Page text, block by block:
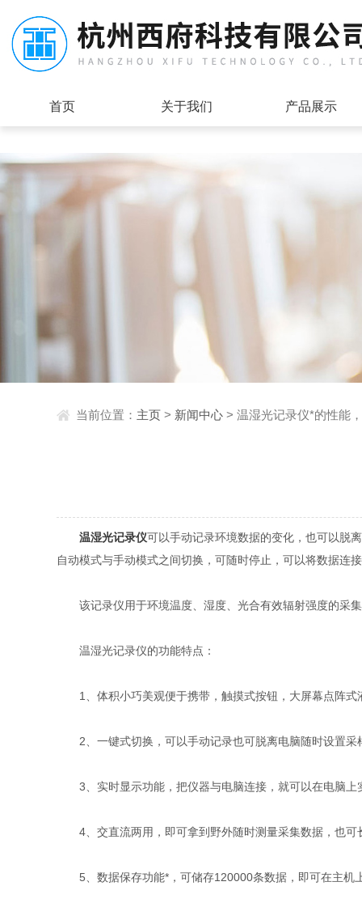
首页 关于我们 产品展示
当前位置： 主页 > 新闻中心 > 温湿光记录仪*的性能
温湿光记录仪可以手动记录环境数据的变化，也可以脱
自动模式与手动模式之间切换，可随时停止，可以将数据连
该记录仪用于环境温度、湿度、光合有效辐射强度的采集
温湿光记录仪的功能特点：
1、体积小巧美观便于携带，触摸式按钮，大屏幕点阵式
2、一键式切换，可以手动记录也可脱离电脑随时设置采
3、实时显示功能，把仪器与电脑连接，就可以在电脑上
4、交直流两用，即可拿到野外随时测量采集数据，也可
5、数据保存功能*，可储存120000条数据，即可在主机